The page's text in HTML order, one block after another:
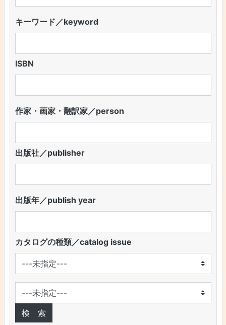
キーワード／keyword
ISBN
作家・画家・翻訳家／person
出版社／publisher
出版年／publish year
カタログの種類／catalog issue